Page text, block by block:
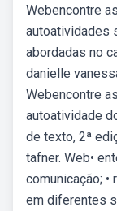
Webencontre
autoatividades
abordadas no
danielle
Webencontre
autoatividade
de texto, 2ª
tafner. Web•
comunicação;
em diferentes